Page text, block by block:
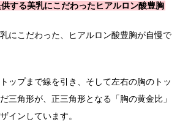
供する美乳にこだわったヒアルロン酸豊胸
にこだわった、ヒアルロン酸豊胸が自慢で
ップまで線を引き、そして左右の胸のトッ
三角形が、正三角形となる「胸の黄金比」
インしています。